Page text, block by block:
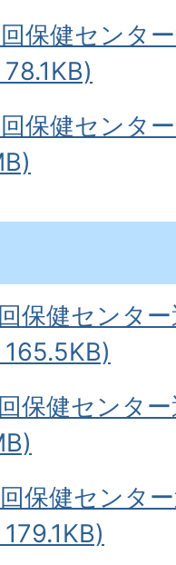
保健センタ
保健センタ
保健センタ
保健センタ
保健センタ